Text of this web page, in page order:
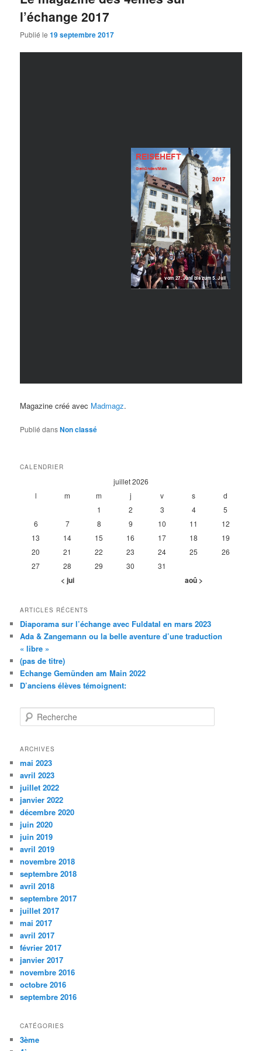
l’échange 2017
Publié le19 septembre 2017
Magazine créé avec Madmagz.
Publié dansNon classé
CALENDRIER
juillet 2026
l
m m j v s
d
1
2 3 4
5
6
7 8 9 10 11
12
13
14 15 16 17 18
19
20
21 22 23 24 25
26
27
28 29 30 31
< jui aoû >
ARTICLES RÉCENTS
Diaporama sur l’échange avec Fuldatal en mars 2023
Ada & Zangemann ou la belle aventure d’une traduction
« libre »
(pas de titre)
Echange Gemünden am Main 2022
D’anciens élèves témoignent:
e
h
r
c
h
e
ARCHIVES
mai 2023
avril 2023
juillet 2022
janvier 2022
décembre 2020
juin 2020
juin 2019
avril 2019
novembre 2018
septembre 2018
avril 2018
septembre 2017
juillet 2017
mai 2017
avril 2017
février 2017
janvier 2017
novembre 2016
octobre 2016
septembre 2016
CATÉGORIES
3ème